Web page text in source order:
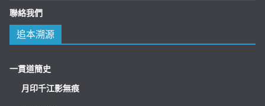
聯絡我們
追本溯源
一貫道簡史
月印千江影無痕